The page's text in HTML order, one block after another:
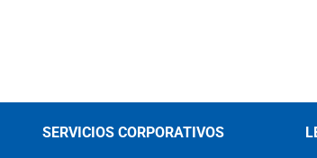
SERVICIOS CORPORATIVOS